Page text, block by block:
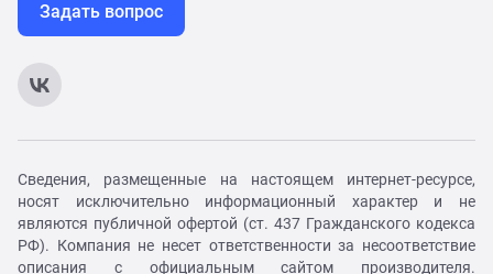
Задать вопрос
Сведения, размещенные на настоящем интернет-ресурсе,
носят исключительно информационный характер и не
являются публичной офертой (ст. 437 Гражданского кодекса
РФ). Компания не несет ответственности за несоответствие
описания с официальным сайтом производителя.